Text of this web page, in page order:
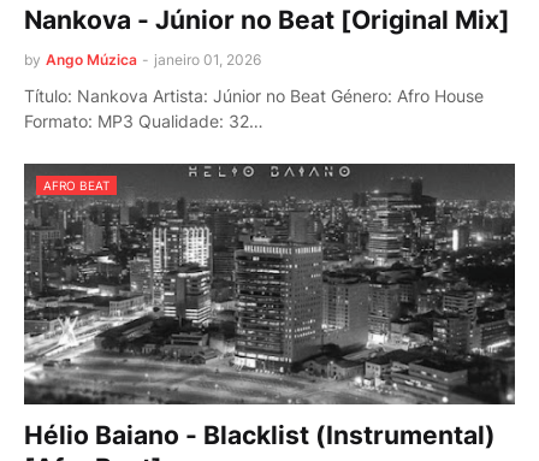
Nankova - Júnior no Beat [Original Mix]
by Ango Múzica - janeiro 01, 2026
Título: Nankova Artista: Júnior no Beat Género: Afro House
Formato: MP3 Qualidade: 32…
AFRO BEAT
Hélio Baiano - Blacklist (Instrumental)